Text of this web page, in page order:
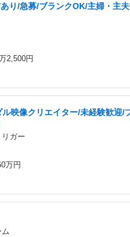
り/急募/ブランクOK/主婦・主
2,500円
映像クリエイター/未経験歓迎/
ガー
万円